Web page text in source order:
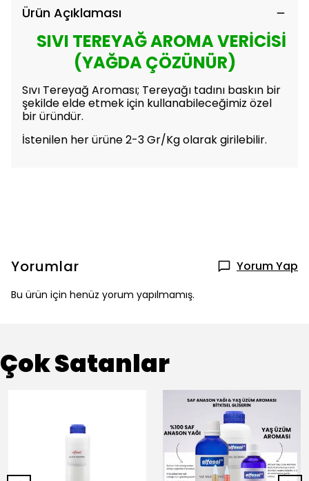
Ürün Açıklaması
SIVI TEREYAĞ AROMA VERİCİSİ
(YAĞDA ÇÖZÜNÜR)
Sıvı Tereyağ Aroması; Tereyağı tadını baskın bir
şekilde elde etmek için kullanabileceğimiz özel
bir üründür.
İstenilen her ürüne 2-3 Gr/Kg olarak girilebilir.
Yorumlar Yorum Yap
Bu ürün için henüz yorum yapılmamış.
Çok Satanlar